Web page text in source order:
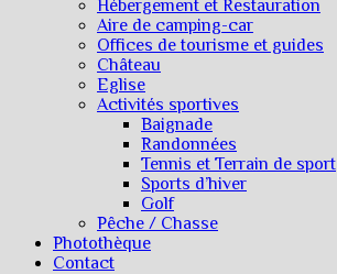
Hébergement et Restauration
Aire de camping-car
Offices de tourisme et guides
Château
Eglise
Activités sportives
Baignade
Randonnées
Tennis et Terrain de sport
Sports d’hiver
Golf
Pêche / Chasse
Photothèque
Contact